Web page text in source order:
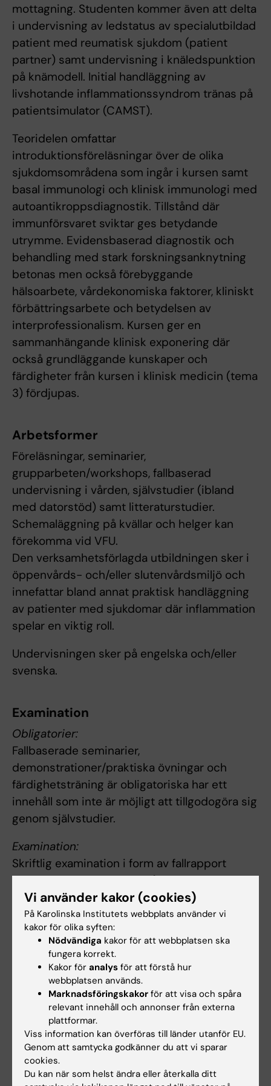
mottagning. Studenten kommer även att delta
i undervisning av ledstatus av specialutbildad
patient med reumatisk sjukdom (patient
partner) samt undervisning i knäledspunktion
på knämodell. Initial handläggning av
livshotande inflammationssyndrom tränas på
patientsimulator (CAMST).
Teoridelen omfattar
introduktionsföreläsningar över de olika
sjukdomsområdena som ingår i kursen samt
basal immunologi och klinisk immunologi med
autoantikroppsdiagnostik. Tillstånd där
immunförsvaret sviktar ges betydande
utrymme. Evidensbaserad diagnostik och
behandling med stark forskningsanknytning
betonas men också förebyggande
hälsoarbete, vårdekonomiska faktorer, kliniskt
förbättringsarbete och betydelsen av
interprofessionalism. Kursen ger en
sammanhängande klinisk exponering där
också grundläggande kunskaper och
färdigheter från kursen i klinisk medicin (tema
3) fördjupas.
Arbetsformer
Föreläsningar, seminarier,
grupparbeten/workshops, fallbaserad
undervisning i vården, självstudier (ibland
med datorstöd) samt litteraturstudier.
Schemaläggning på kvällar och helger kan
förekomma vid VFU.
Den verksamhetsförlagda utbildningen sker i
öppenvårds- och/eller slutenvårdsmiljö och
innefattar bland annat praktisk handläggning
av patienter med sjukdomar där inflammation
spelar en viktig roll.
Undervisningen sker på engelska och/eller
svenska.
Examination
Obligatorier:
Fallbaserade seminarier,
demonstrationer/praktiska övningar och
färdighetsträning är obligatoriska har ett
innehåll som inte är möjligt att tillgodogöra sig
genom självstudier.
Examination:
Skriftlig examination i form av fallrapport
inklusive litteraturgenomgång. Muntlig
presentation av patientfall för examinator och
övriga kursdeltagare (supercase). Praktisk
examination av färdigheter examineras
summativt under VFU.
Kursansvarig bedömer om och i så fall hur
frånvaro från obligatoriska utbildningsinslag
kan tas igen. Innan studenten har deltagit i de
obligatoriska utbildningsinslagen eller tagit
igen frånvaro i enlighet med kursansvarigs
anvisningar kan inte studieresultaten
slutrapporteras. Frånvaro från ett obligatoriskt
Vi använder kakor (cookies)
På Karolinska Institutets webbplats använder vi
kakor för olika syften:
Nödvändiga kakor för att webbplatsen ska
fungera korrekt.
Kakor för analys för att förstå hur
webbplatsen används.
Marknadsföringskakor för att visa och spåra
relevant innehåll och annonser från externa
plattformar.
Viss information kan överföras till länder utanför EU.
Genom att samtycka godkänner du att vi sparar
cookies.
Du kan när som helst ändra eller återkalla ditt